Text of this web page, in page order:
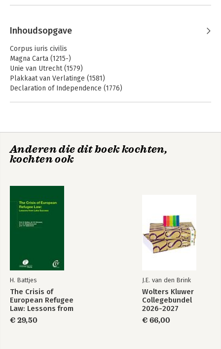
Inhoudsopgave
Corpus iuris civilis
Magna Carta (1215-)
Unie van Utrecht (1579)
Plakkaat van Verlatinge (1581)
Declaration of Independence (1776)
Convention for the Protection of Human Rights and
Fundamental Freedoms (1950-)
en Verdrag betreffende de Europese Unie (1992-)
Anderen die dit boek kochten,
kochten ook
H. Battjes
The Crisis of
European Refugee
Law: Lessons from
Lake Success
€ 29,50
J.E. van den Brink
Wolters Kluwer
Collegebundel
2026-2027
€ 66,00